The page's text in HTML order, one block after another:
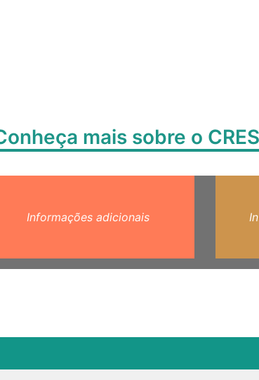
mais sobre o
Informações adicionais